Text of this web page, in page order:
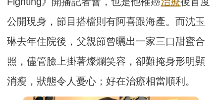
公開現身，節目搭檔則有阿喜跟海產。而沈玉
琳去年住院後，父親節曾曬出一家三口甜蜜合
照，儘管臉上掛著燦爛笑容，卻難掩身形明顯
消瘦，狀態令人憂心；好在治療相當順利。